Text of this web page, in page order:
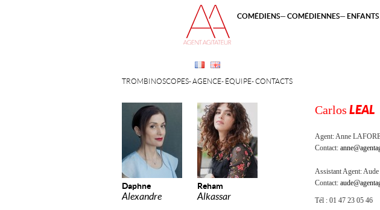
Daphne
Alexandre
Reham
Alkassar
TROMBINOSCOPES AGENCE ÉQUIPE CONTACTS
COMÉDIENS COMÉDIENNES
Carlos LEAL
Agent:Anne
Contact:
Assistant Agent:Aude
Contact:
Tél : 01 47 23 05 46